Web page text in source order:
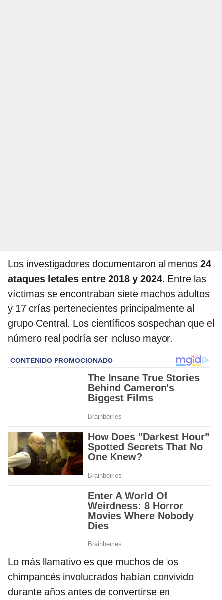
Los investigadores documentaron al menos 24
ataques letales entre 2018 y 2024. Entre las
víctimas se encontraban siete machos adultos
y 17 crías pertenecientes principalmente al
grupo Central. Los científicos sospechan que el
número real podría ser incluso mayor.
Lo más llamativo es que muchos de los
chimpancés involucrados habían convivido
durante años antes de convertirse en